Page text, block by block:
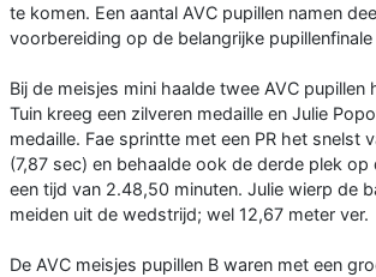
te komen. Een aantal AVC pupillen namen
voorbereiding op de belangrijke
Bij de meisjes mini haalde twee AVC pupillen
Tuin kreeg een zilveren medaille en Julie
medaille. Fae sprintte met een PR het snelst
(7,87 sec) en behaalde ook de derde plek
een tijd van 2.48,50 minuten. Julie wierp de
meiden uit de wedstrijd; wel 12,67 meter ver.
De AVC meisjes pupillen B waren met een